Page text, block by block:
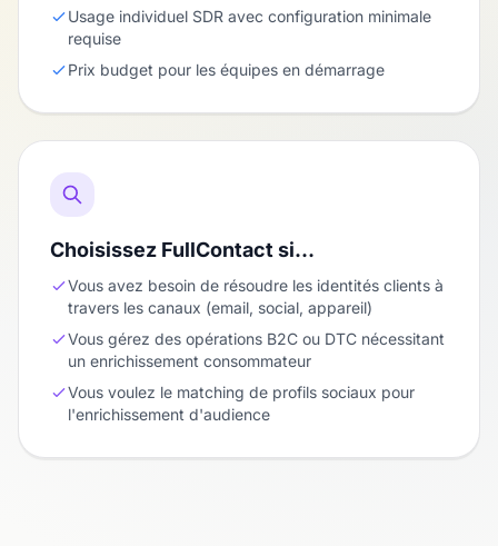
Usage individuel SDR avec configuration minimale
requise
Prix budget pour les équipes en démarrage
Choisissez FullContact si…
Vous avez besoin de résoudre les identités clients à
travers les canaux (email, social, appareil)
Vous gérez des opérations B2C ou DTC nécessitant
un enrichissement consommateur
Vous voulez le matching de profils sociaux pour
l'enrichissement d'audience